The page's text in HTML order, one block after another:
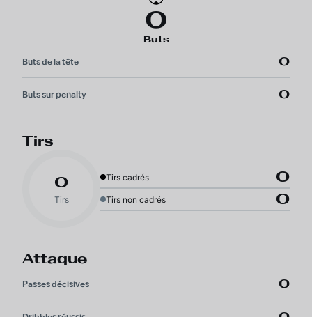
0
Buts
Buts de la tête 0
Buts sur penalty 0
Tirs
0
Tirs
Tirs cadrés 0
Tirs non cadrés 0
Attaque
Passes décisives 0